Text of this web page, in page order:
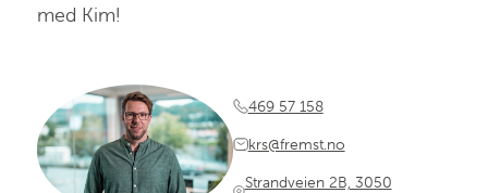
med Kim!
469 57 158
krs@fremst.no
Strandveien 2B, 3050